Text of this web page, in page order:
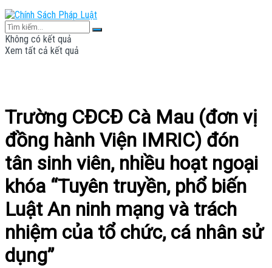
Không có kết quả
Xem tất cả kết quả
Trường CĐCĐ Cà Mau (đơn vị
đồng hành Viện IMRIC) đón
tân sinh viên, nhiều hoạt ngoại
khóa “Tuyên truyền, phổ biến
Luật An ninh mạng và trách
nhiệm của tổ chức, cá nhân sử
dụng”